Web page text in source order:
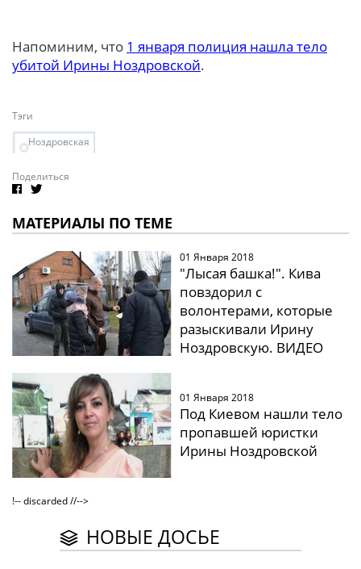
Напоминим, что 1 января полиция нашла тело
убитой Ирины Ноздровской.
Тэги
Ноздровская
Поделиться
МАТЕРИАЛЫ ПО ТЕМЕ
01 Января 2018
"Лысая башка!". Кива
повздорил с
волонтерами, которые
разыскивали Ирину
Ноздровскую. ВИДЕО
01 Января 2018
Под Киевом нашли тело
пропавшей юристки
Ирины Ноздровской
!-- discarded //-->
НОВЫЕ ДОСЬЕ